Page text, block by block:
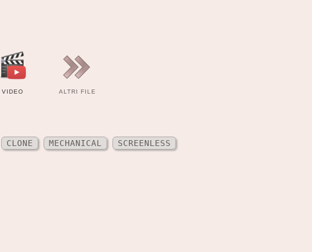
VIDEO ALTRI FILE
CLONE MECHANICAL SCREENLESS